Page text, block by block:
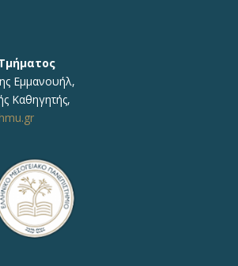
Εμμανουήλ,
Καθηγητής,